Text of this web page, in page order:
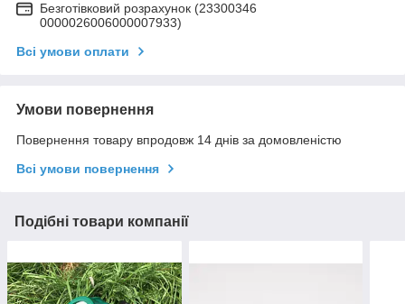
Безготівковий розрахунок (23300346
0000026006000007933)
Всі умови оплати
Умови повернення
Повернення товару впродовж 14 днів за домовленістю
Всі умови повернення
Подібні товари компанії